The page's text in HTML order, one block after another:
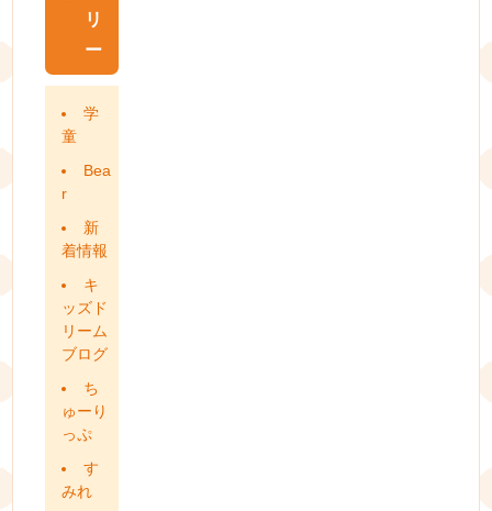
リ
ー
学
童
Bea
r
新
着情報
キ
ッズド
リーム
ブログ
ち
ゅーり
っぷ
す
みれ